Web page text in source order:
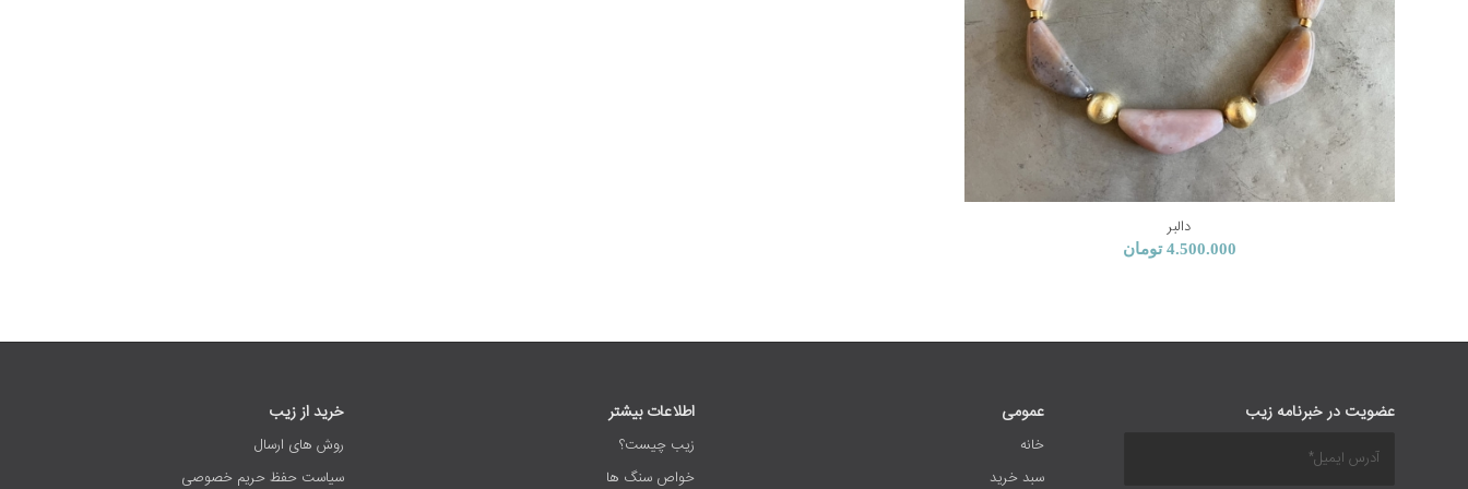
دالبر
4.500.000 تومان
عضویت در خبرنامه زیب عمومی
خانه
سبد خرید
اطلاعات بیشتر
زیب چیست؟
خواص سنگ ها
خرید از زیب
روش های ارسال
سیاست حفظ حریم خصوصی